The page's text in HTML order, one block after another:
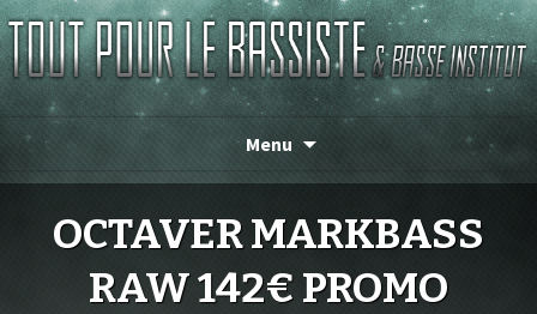
TOUT POUR LE BASSISTE
Menu
OCTAVER MARKBASS
RAW 142€ PROMO